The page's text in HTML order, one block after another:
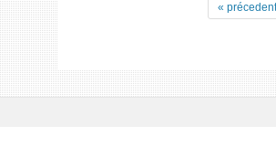
« précedent